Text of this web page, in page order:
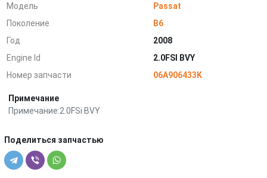
Модель
Passat
Поколение
B6
Год
2008
Engine Id
2.0FSI BVY
Номер запчасти
06A906433K
Примечание
Примечание:2.0FSi BVY
Поделиться запчастью